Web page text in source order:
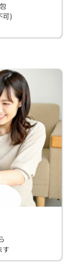
可)
す